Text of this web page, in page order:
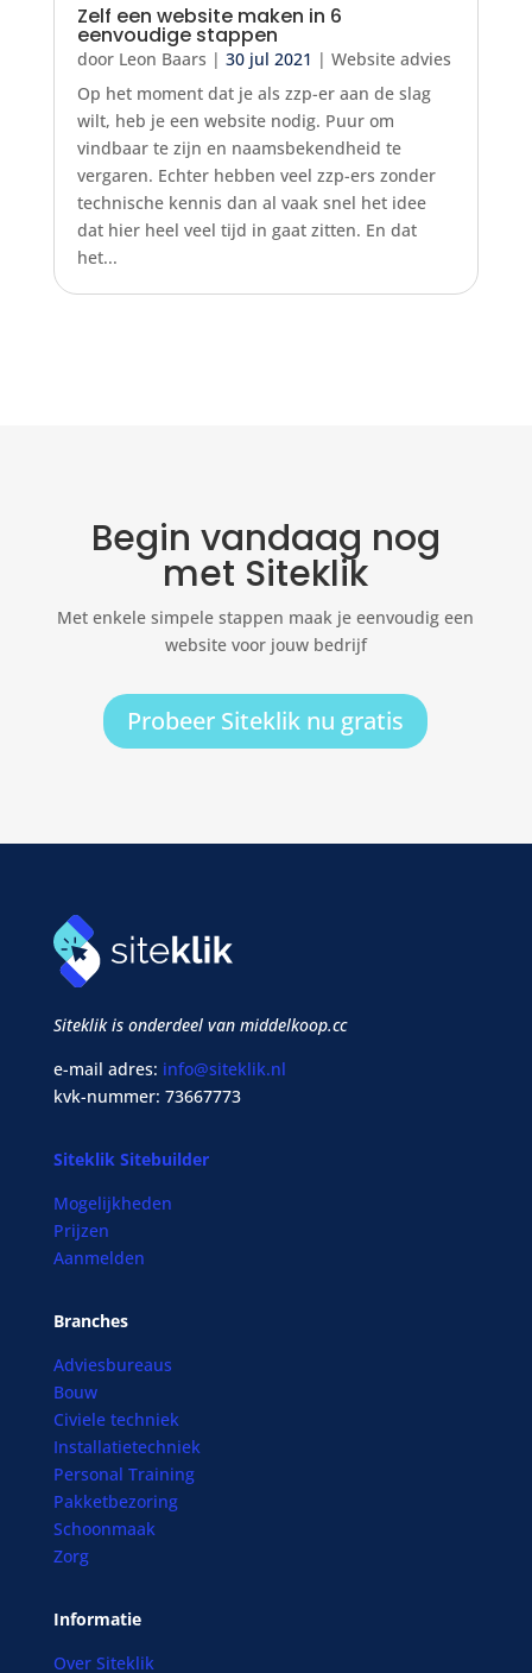
Zelf een website maken in 6
eenvoudige stappen
door Leon Baars | 30 jul 2021 | Website advies
Op het moment dat je als zzp-er aan de slag
wilt, heb je een website nodig. Puur om
vindbaar te zijn en naamsbekendheid te
vergaren. Echter hebben veel zzp-ers zonder
technische kennis dan al vaak snel het idee
dat hier heel veel tijd in gaat zitten. En dat
het...
Begin vandaag nog
met Siteklik
Met enkele simpele stappen maak je eenvoudig een
website voor jouw bedrijf
Probeer Siteklik nu gratis
Siteklik is onderdeel van middelkoop.cc
e-mail adres: info@siteklik.nl
kvk-nummer: 73667773
Siteklik Sitebuilder
Mogelijkheden
Prijzen
Aanmelden
Branches
Adviesbureaus
Bouw
Civiele techniek
Installatietechniek
Personal Training
Pakketbezoring
Schoonmaak
Zorg
Informatie
Over Siteklik